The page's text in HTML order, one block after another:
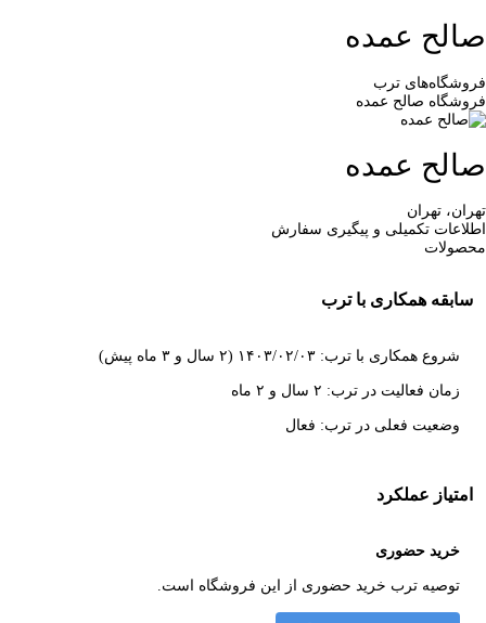
صالح عمده
فروشگاه‌های ترب
فروشگاه صالح عمده
صالح عمده
تهران، تهران
اطلاعات تکمیلی و پیگیری سفارش
محصولات
سابقه همکاری با ترب
شروع همکاری با ترب: ۱۴۰۳/۰۲/۰۳ (۲ سال و ۳ ماه پیش)
زمان فعالیت در ترب: ۲ سال و ۲ ماه
وضعیت فعلی در ترب: فعال
امتیاز عملکرد
خرید حضوری
توصیه ترب خرید حضوری از این فروشگاه است.